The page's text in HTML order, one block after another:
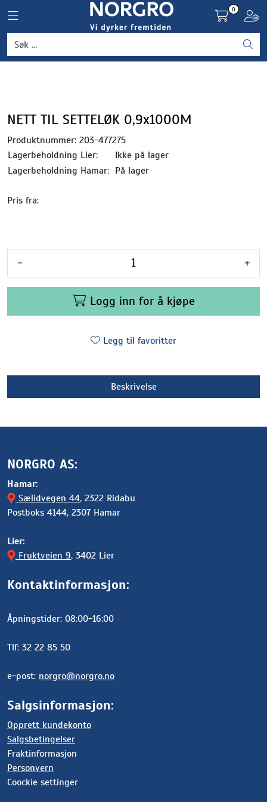
Toggle navigation
0
NETT TIL SETTELØK 0,9x1000M
Produktnummer: 203-477275
Lagerbeholdning Lier:
Ikke på lager
Lagerbeholdning Hamar: På lager
Pris fra:
- +
Logg inn for å kjøpe
Legg til favoritter
Beskrivelse
NORGRO AS:
Hamar:
Sælidvegen 44, 2322 Ridabu
Postboks 4144, 2307 Hamar
Lier:
Fruktveien 9, 3402 Lier
Kontaktinformasjon:
Åpningstider: 08:00-16:00
Tlf: 32 22 85 50
e-post: norgro@norgro.no
Salgsinformasjon:
Opprett kundekonto
Salgsbetingelser
Fraktinformasjon
Personvern
Coockie settinger
Grønnsaker
Frukt og bær